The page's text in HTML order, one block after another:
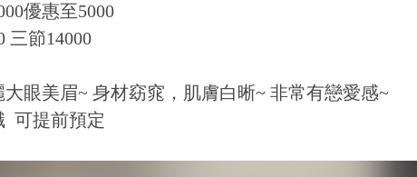
優惠至5000
三節14000
大眼美眉~ 身材窈窕，肌膚白晰~ 非常有戀愛感~
可提前預定